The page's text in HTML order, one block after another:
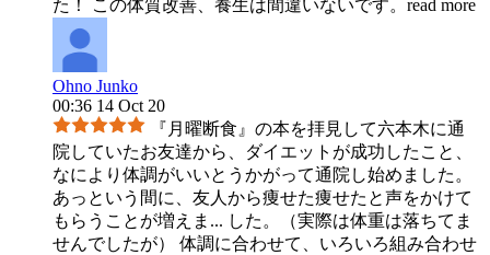
た！ この体質改善、養生は間違いないです。 read more
Ohno Junko
00:36 14 Oct 20
『月曜断食』の本を拝見して六本木に通
院していたお友達から、ダイエットが成功したこと、
なにより体調がいいとうかがって通院し始めました。
あっという間に、友人から痩せた痩せたと声をかけて
もらうことが増えま ... した。（実際は体重は落ちてま
せんでしたが） 体調に合わせて、いろいろ組み合わせ